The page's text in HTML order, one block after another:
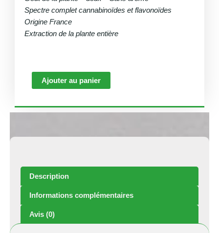
Spectre complet cannabinoïdes et flavonoïdes
Origine France
Extraction de la plante entière
quantité
CBD
Full
Ajouter au panier
Description
Informations complémentaires
Avis (0)